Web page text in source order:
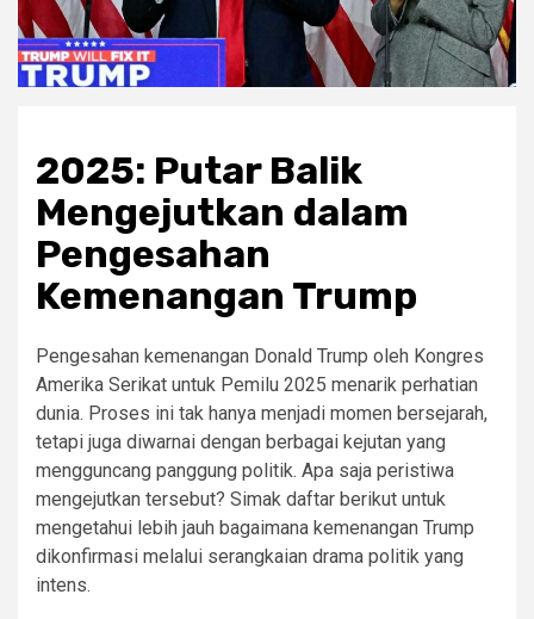
2025: Putar Balik
Mengejutkan dalam
Pengesahan
Kemenangan Trump
Pengesahan kemenangan Donald Trump oleh Kongres
Amerika Serikat untuk Pemilu 2025 menarik perhatian
dunia. Proses ini tak hanya menjadi momen bersejarah,
tetapi juga diwarnai dengan berbagai kejutan yang
mengguncang panggung politik. Apa saja peristiwa
mengejutkan tersebut? Simak daftar berikut untuk
mengetahui lebih jauh bagaimana kemenangan Trump
dikonfirmasi melalui serangkaian drama politik yang
intens.